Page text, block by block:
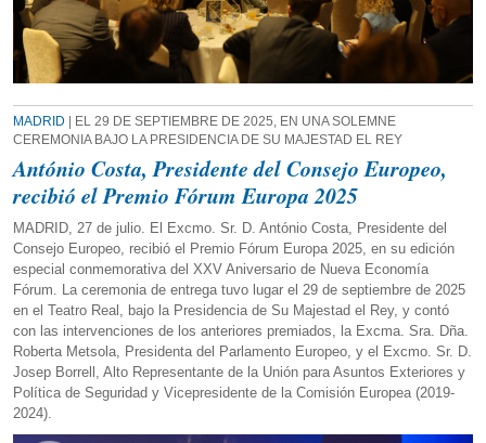
MADRID | EL 29 DE SEPTIEMBRE DE 2025, EN UNA SOLEMNE
CEREMONIA BAJO LA PRESIDENCIA DE SU MAJESTAD EL REY
António Costa, Presidente del Consejo Europeo,
recibió el Premio Fórum Europa 2025
MADRID, 27 de julio. El Excmo. Sr. D. António Costa, Presidente del
Consejo Europeo, recibió el Premio Fórum Europa 2025, en su edición
especial conmemorativa del XXV Aniversario de Nueva Economía
Fórum. La ceremonia de entrega tuvo lugar el 29 de septiembre de 2025
en el Teatro Real, bajo la Presidencia de Su Majestad el Rey, y contó
con las intervenciones de los anteriores premiados, la Excma. Sra. Dña.
Roberta Metsola, Presidenta del Parlamento Europeo, y el Excmo. Sr. D.
Josep Borrell, Alto Representante de la Unión para Asuntos Exteriores y
Política de Seguridad y Vicepresidente de la Comisión Europea (2019-
2024).